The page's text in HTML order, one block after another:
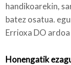
handikoarekin,
batez osatua.
Errioxa DO
Honengatik